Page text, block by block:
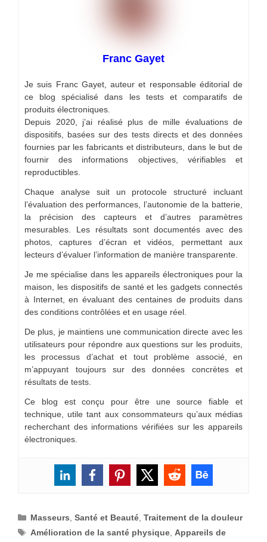
Franc Gayet
Je suis Franc Gayet, auteur et responsable éditorial de
ce blog spécialisé dans les tests et comparatifs de
produits électroniques.
Depuis 2020, j’ai réalisé plus de mille évaluations de
dispositifs, basées sur des tests directs et des données
fournies par les fabricants et distributeurs, dans le but de
fournir des informations objectives, vérifiables et
reproductibles.
Chaque analyse suit un protocole structuré incluant
l’évaluation des performances, l’autonomie de la batterie,
la précision des capteurs et d’autres paramètres
mesurables. Les résultats sont documentés avec des
photos, captures d’écran et vidéos, permettant aux
lecteurs d’évaluer l’information de manière transparente.
Je me spécialise dans les appareils électroniques pour la
maison, les dispositifs de santé et les gadgets connectés
à Internet, en évaluant des centaines de produits dans
des conditions contrôlées et en usage réel.
De plus, je maintiens une communication directe avec les
utilisateurs pour répondre aux questions sur les produits,
les processus d’achat et tout problème associé, en
m’appuyant toujours sur des données concrètes et
résultats de tests.
Ce blog est conçu pour être une source fiable et
technique, utile tant aux consommateurs qu’aux médias
recherchant des informations vérifiées sur les appareils
électroniques.
Catégories
Masseurs ,Santé et Beauté ,Traitement de la douleur
Étiquettes
Amélioration de la santé physique Appareils de